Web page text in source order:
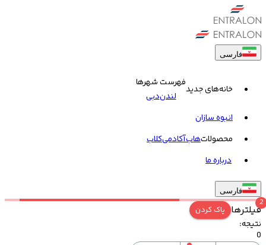
فارسی
خانه‌های جدید
فهرست شهرها
لندندبی
انبوه سازان
محصولاتهابآکادمیکلاب
درباره ما
فارسی
فیلترها
2
پاک کردن
نتیجه:
0